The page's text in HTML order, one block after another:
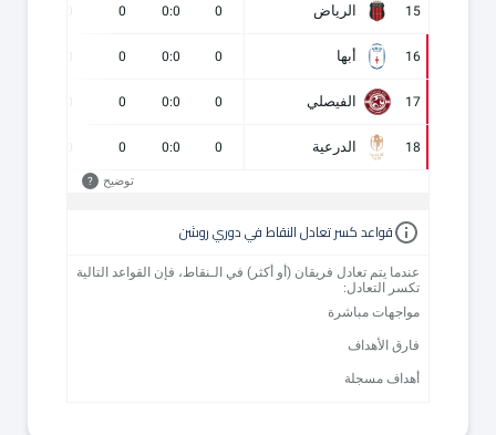
15 الرياض 0
0:0
0
16 أبها 0
0:0
0
17 الفيصلي 0
0:0
0
18 الدرعية 0
0:0
0
توضيح ?
قواعد كسر تعادل النقاط في دوري روشن
عندما يتم تعادل فريقان (أو أكثر) في الـنقاط، فإن القواعد التالية
تكسر التعادل:
مواجهات مباشرة
فارق الأهداف
أهداف مسجلة